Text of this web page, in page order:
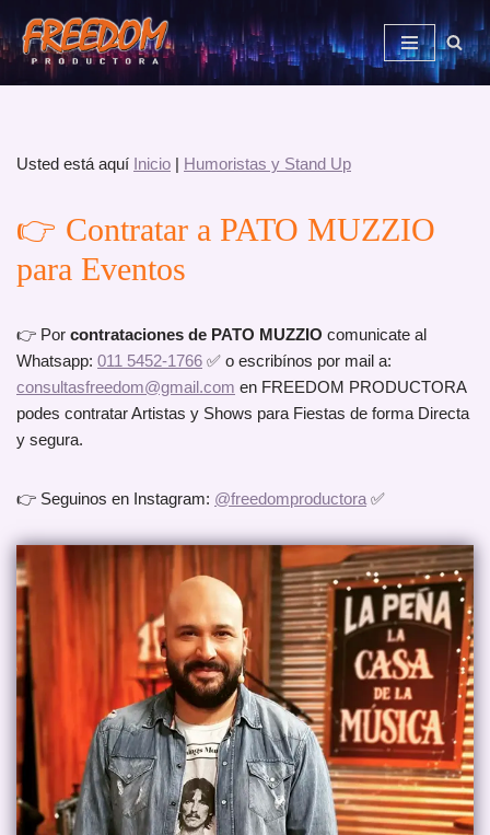
Saltar
al
Usted está aquí Inicio | Humoristas y Stand Up
👉 Contratar a PATO MUZZIO
para Eventos
👉 Por contrataciones de PATO MUZZIO comunicate al
Whatsapp: 011 5452-1766 ✅ o escribínos por mail a:
consultasfreedom@gmail.com en FREEDOM PRODUCTORA
podes contratar Artistas y Shows para Fiestas de forma Directa
y segura.
👉 Seguinos en Instagram: @freedomproductora ✅